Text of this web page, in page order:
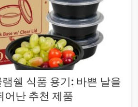
쉘 식품 용기: 바쁜 날을
어난 추천 제품